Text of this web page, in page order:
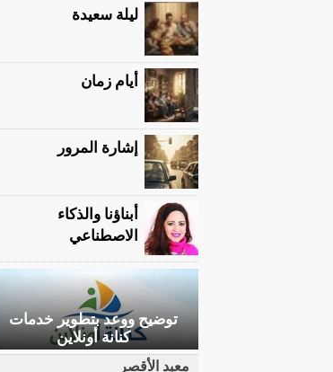
ليلة سعيدة
أيام زمان
إشارة المرور
أبناؤنا والذكاء
الاصطناعي
توضيح ووعد بتطوير خدمات
كنانة أونلاين
معبد الأقصر